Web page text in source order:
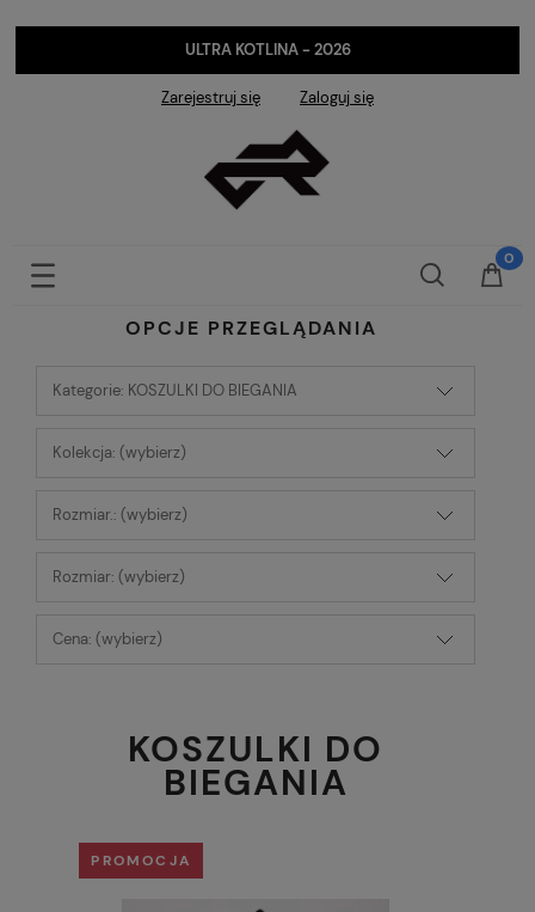
ULTRA KOTLINA - 2026
Zarejestruj się Zaloguj się
OPCJE PRZEGLĄDANIA
Kategorie: KOSZULKI DO BIEGANIA
Kolekcja: (wybierz)
Rozmiar.: (wybierz)
Rozmiar: (wybierz)
Cena: (wybierz)
KOSZULKI DO
BIEGANIA
PROMOCJA